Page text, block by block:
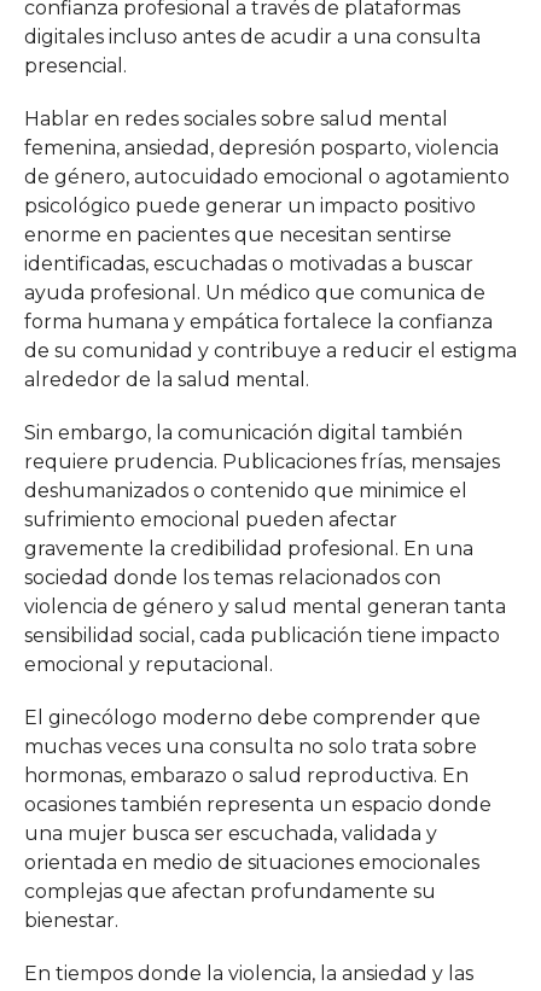
confianza profesional a través de plataformas
digitales incluso antes de acudir a una consulta
presencial.
Hablar en redes sociales sobre salud mental
femenina, ansiedad, depresión posparto, violencia
de género, autocuidado emocional o agotamiento
psicológico puede generar un impacto positivo
enorme en pacientes que necesitan sentirse
identificadas, escuchadas o motivadas a buscar
ayuda profesional. Un médico que comunica de
forma humana y empática fortalece la confianza
de su comunidad y contribuye a reducir el estigma
alrededor de la salud mental.
Sin embargo, la comunicación digital también
requiere prudencia. Publicaciones frías, mensajes
deshumanizados o contenido que minimice el
sufrimiento emocional pueden afectar
gravemente la credibilidad profesional. En una
sociedad donde los temas relacionados con
violencia de género y salud mental generan tanta
sensibilidad social, cada publicación tiene impacto
emocional y reputacional.
El ginecólogo moderno debe comprender que
muchas veces una consulta no solo trata sobre
hormonas, embarazo o salud reproductiva. En
ocasiones también representa un espacio donde
una mujer busca ser escuchada, validada y
orientada en medio de situaciones emocionales
complejas que afectan profundamente su
bienestar.
En tiempos donde la violencia, la ansiedad y las